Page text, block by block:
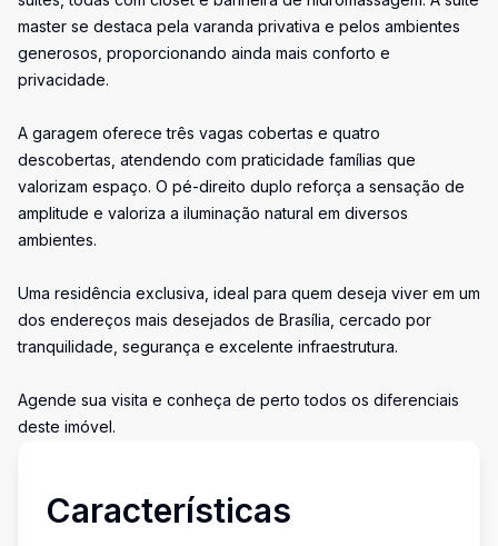
master se destaca pela varanda privativa e pelos ambientes
generosos, proporcionando ainda mais conforto e
privacidade.
A garagem oferece três vagas cobertas e quatro
descobertas, atendendo com praticidade famílias que
valorizam espaço. O pé-direito duplo reforça a sensação de
amplitude e valoriza a iluminação natural em diversos
ambientes.
Uma residência exclusiva, ideal para quem deseja viver em um
dos endereços mais desejados de Brasília, cercado por
tranquilidade, segurança e excelente infraestrutura.
Agende sua visita e conheça de perto todos os diferenciais
deste imóvel.
Características